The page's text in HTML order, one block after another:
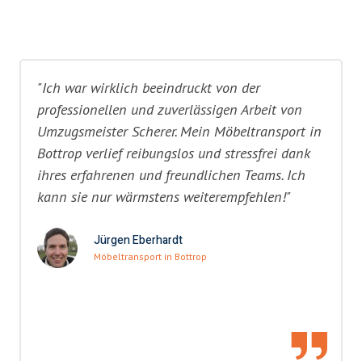
"Ich war wirklich beeindruckt von der
professionellen und zuverlässigen Arbeit von
Umzugsmeister Scherer. Mein Möbeltransport in
Bottrop verlief reibungslos und stressfrei dank
ihres erfahrenen und freundlichen Teams. Ich
kann sie nur wärmstens weiterempfehlen!"
Jürgen Eberhardt
Möbeltransport in Bottrop